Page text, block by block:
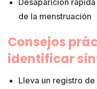
Desaparición
de la menstruación
Consejos
identificar
Lleva un registro